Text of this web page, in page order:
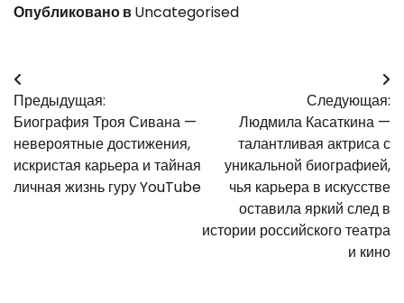
Опубликовано вUncategorised
Навигация
по
записям
Предыдущая:
Биография Троя Сивана —
невероятные достижения,
искристая карьера и тайная
личная жизнь гуру YouTube
Следующая:
Людмила Касаткина —
талантливая актриса с
уникальной биографией,
чья карьера в искусстве
оставила яркий след в
истории российского театра
и кино